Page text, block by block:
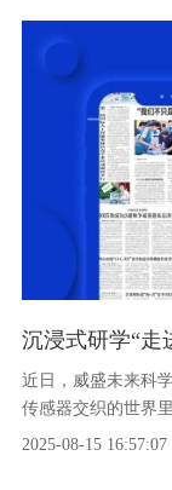
近日，威盛未来科
传感器交织的世界
在模拟城市道路上
2025-08-15 16:57:07